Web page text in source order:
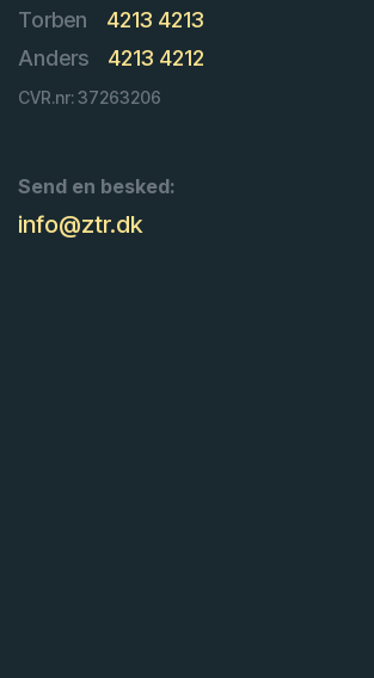
Torben
4213 4213
Anders
4213 4212
CVR.nr: 37263206
Send en besked:
info@ztr.dk